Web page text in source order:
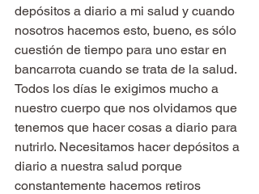
depósitos a diario a mi salud y cuando
nosotros hacemos esto, bueno, es sólo
cuestión de tiempo para uno estar en
bancarrota cuando se trata de la salud.
Todos los días le exigimos mucho a
nuestro cuerpo que nos olvidamos que
tenemos que hacer cosas a diario para
nutrirlo. Necesitamos hacer depósitos a
diario a nuestra salud porque
constantemente hacemos retiros